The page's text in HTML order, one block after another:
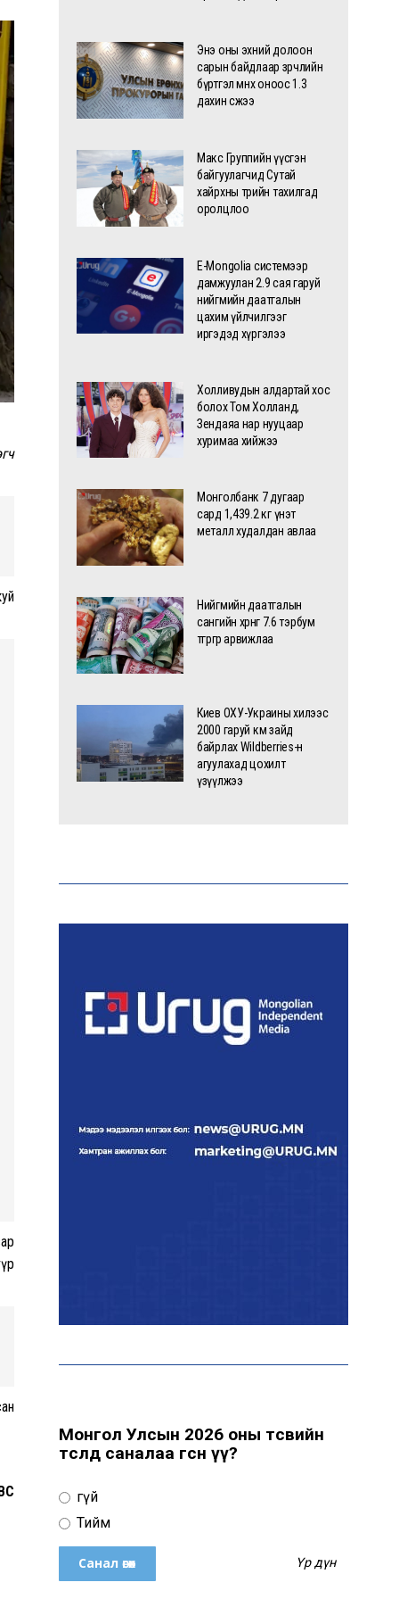
Энэ оны эхний долоон
сарын байдлаар зөрчлийн
бүртгэл өмнөх оноос 1.3
дахин өсжээ
Макс Группийн үүсгэн
байгуулагчид Сутай
хайрхны төрийн тахилгад
оролцлоо
E-Mongolia системээр
дамжуулан 2.9 сая гаруй
нийгмийн даатгалын
цахим үйлчилгээг
иргэдэд хүргэлээ
Холливудын алдартай хос
болох Том Холланд,
Зендаяа нар нууцаар
хуримаа хийжээ
Монголбанк 7 дугаар
сард 1,439.2 кг үнэт
металл худалдан авлаа
Нийгмийн даатгалын
сангийн хөрөнгө 7.6 тэрбум
төгрөгөөр арвижлаа
Киев ОХУ-Украины хилээс
2000 гаруй км зайд
байрлах Wildberries-н
агуулахад цохилт
үзүүлжээ
шүүхэд шилжүүлжээ
Шатахууны нийлүүлэлт
Монгол Улсын 2026 оны төсвийн
төсөлд саналаа өгсөн үү?
Үгүй
Тийм
Үр дүн